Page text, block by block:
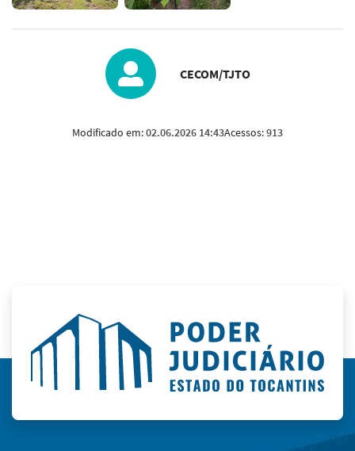
CECOM/TJTO
Modificado em:02.06.2026 14:43Acessos:913